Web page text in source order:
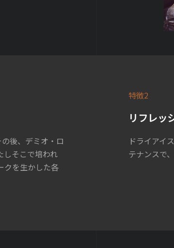
後、デミオ・ロ
しそこで培われ
クを生かした各
特徴2
リフレッ
ドライアイ
テナンスで